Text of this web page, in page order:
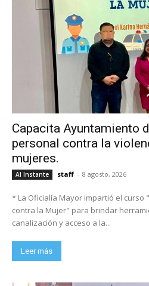
Capacita Ayuntamiento
personal contra la
mujeres.
Al Instante staff - 8 agosto, 2026
* La Oficialía Mayor impartió el curso
contra la Mujer" para brindar
canalización y acceso a la...
Leer más